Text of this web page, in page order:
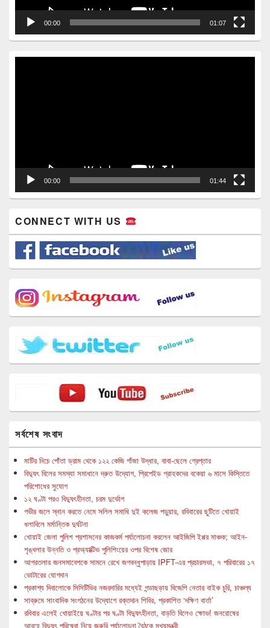
00:00 01:07
00:00 01:44
CONNECT WITH US
সর্বশেষ সংবাদ
মাটির নিচে পোঁতা ড্রাম থেকে ১২২ কেজি গাঁজা উদ্ধার, বাবা-ছেলে গ্রেপ্তার
বিদ্যুৎ বিলের সমস্যা সমাধানে দ্রুত উদ্যোগ, প্রিপেইড গ্রাহকদের বকেয়া ৬ মাসে কিস্তিতে
পরিশোধের সুযোগ
১২ ঘণ্টা পরও বিদ্যুৎহীনতা, চরম দুর্ভোগ
গভীর জলে স্নান করতে নেমে সলিল সমাধি দুই কলেজ পড়ুয়ার, রবিবারের ছুটিতে খোয়াই
ধলাবিলে মর্মান্তিক দুর্ঘটনা
খোয়াই জেলা পুলিশ প্রশাসনের কাজকর্ম পর্যালোচনা করলেন আইজিপি ইপ্পর মাঞ্চক; আইন-
শৃঙ্খলার উন্নতি ও প্রঅ্যাক্টিভ পুলিশিংয়ের ওপর বিশেষ জোর
আগরতলার জনসমাবেশকে সামনে রেখে জগবন্ধুপাড়ায় IPFT-এর প্রচারসভা, ৭ পরিবারের ১৭
ভোটারের যোগদান
প্রকাশ্য দিবালোকে সিসিটিভির নজরদারির মধ্যেই গন্ডাছড়ায় বিজেপি নেতার বাইক চুরি, চাঞ্চল্য
সাব্রুমে সাংবাদিক সংগঠনের উদ্যোগে রক্তদান শিবির, প্রকাশিত ‘দক্ষিণ বার্তা’
রবিবার এলেই খোয়াইয়ে ঘণ্টার পর ঘণ্টা বিদ্যুৎহীনতা, বাড়তি বিলেও ক্ষোভ! জনরোষের
আবহে বিদ্যুৎ পরিষেবা নিয়ে জরুরি পর্যালোচনা বৈঠকে মুখ্যমন্ত্রী